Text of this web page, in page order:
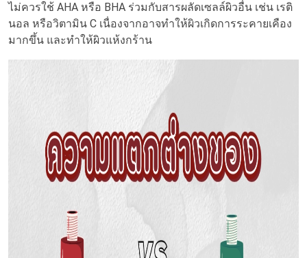
ไม่ควรใช้ AHA หรือ BHA ร่วมกับสารผลัดเซลล์ผิวอื่น เช่น เรติ
นอล หรือวิตามิน C เนื่องจากอาจทำให้ผิวเกิดการระคายเคือง
มากขึ้น และทำให้ผิวแห้งกร้าน